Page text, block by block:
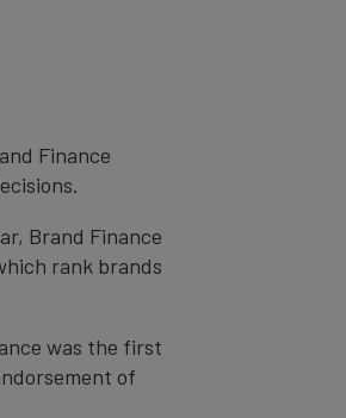
Finance
Brand Finance
rank brands
was the first
of